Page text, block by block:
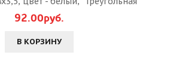
92.00руб.
В КОРЗИНУ